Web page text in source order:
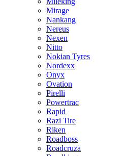
Mirage
Nankang
Nereus
Nexen
Nitto
Nokian Tyres
Nordexx
Onyx
Ovation
Pirelli
Powertrac
Rapid
Razi Tire
Riken
Roadboss
Roadcruza